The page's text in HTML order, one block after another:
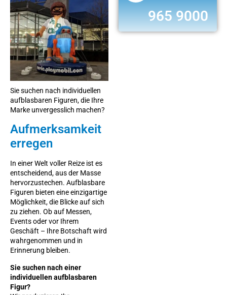
965 9000
Sie suchen nach individuellen
aufblasbaren Figuren, die Ihre
Marke unvergesslich machen?
Aufmerksamkeit
erregen
In einer Welt voller Reize ist es
entscheidend, aus der Masse
hervorzustechen. Aufblasbare
Figuren bieten eine einzigartige
Möglichkeit, die Blicke auf sich
zu ziehen. Ob auf Messen,
Events oder vor Ihrem
Geschäft – Ihre Botschaft wird
wahrgenommen und in
Erinnerung bleiben.
Sie suchen nach einer
individuellen aufblasbaren
Figur?